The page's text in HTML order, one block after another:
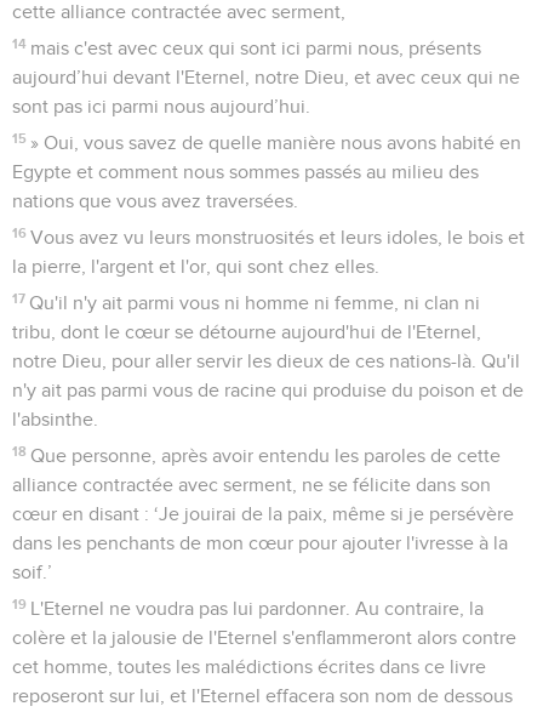
cette alliance contractée avec serment,
14 mais c'est avec ceux qui sont ici parmi nous, présents
aujourd’hui devant l'Eternel, notre Dieu, et avec ceux qui ne
sont pas ici parmi nous aujourd’hui.
15 » Oui, vous savez de quelle manière nous avons habité en
Egypte et comment nous sommes passés au milieu des
nations que vous avez traversées.
16 Vous avez vu leurs monstruosités et leurs idoles, le bois et
la pierre, l'argent et l'or, qui sont chez elles.
17 Qu'il n'y ait parmi vous ni homme ni femme, ni clan ni
tribu, dont le cœur se détourne aujourd'hui de l'Eternel,
notre Dieu, pour aller servir les dieux de ces nations-là. Qu'il
n'y ait pas parmi vous de racine qui produise du poison et de
l'absinthe.
18 Que personne, après avoir entendu les paroles de cette
alliance contractée avec serment, ne se félicite dans son
cœur en disant : ‘Je jouirai de la paix, même si je persévère
dans les penchants de mon cœur pour ajouter l'ivresse à la
soif.’
19 L'Eternel ne voudra pas lui pardonner. Au contraire, la
colère et la jalousie de l'Eternel s'enflammeront alors contre
cet homme, toutes les malédictions écrites dans ce livre
reposeront sur lui, et l'Eternel effacera son nom de dessous